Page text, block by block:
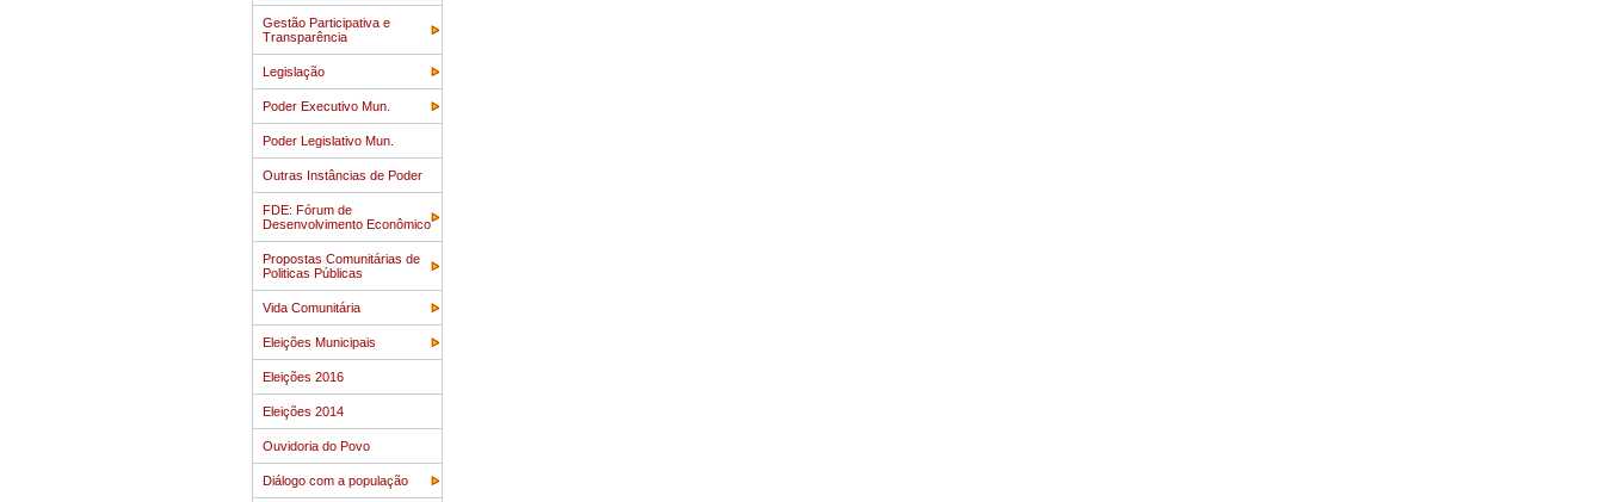
Gestão Participativa e
Transparência
Legislação
Poder Executivo Mun.
Poder Legislativo Mun.
Outras Instâncias de Poder
FDE: Fórum de
Desenvolvimento Econômico
Propostas Comunitárias de
Politicas Públicas
Vida Comunitária
Eleições Municipais
Eleições 2016
Eleições 2014
Ouvidoria do Povo
Diálogo com a população